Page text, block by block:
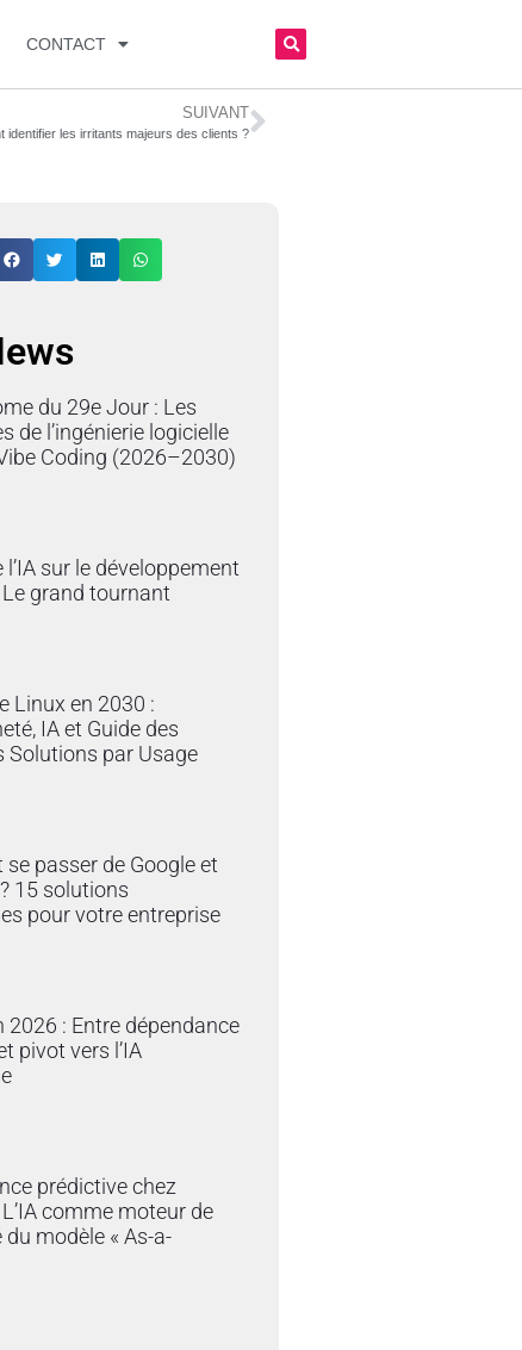
CONTACT
SUIVANT
identifier les irritants majeurs des clients ?
du 29e Jour : Les
de l’ingénierie logicielle
Coding (2026–2030)
sur le développement
grand tournant
Linux en 2030 :
IA et Guide des
Solutions par Usage
passer de Google et
15 solutions
pour votre entreprise
2026 : Entre dépendance
pivot vers l’IA
prédictive chez
comme moteur de
modèle « As-a-